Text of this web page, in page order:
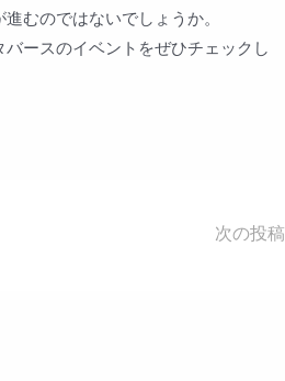
むのではないでしょうか。
ースのイベントをぜひチェックし
次の投稿